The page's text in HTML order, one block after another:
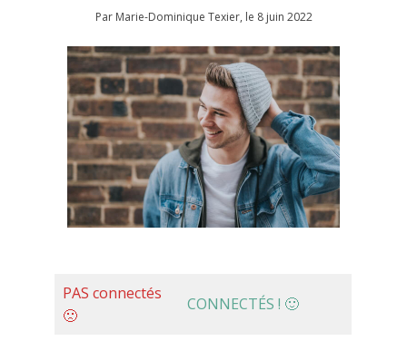
Par Marie-Dominique Texier, le 8 juin 2022
PAS connectés
🙁
CONNECTÉS ! 🙂